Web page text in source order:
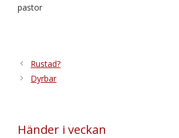
pastor
Rustad?
Dyrbar
Händer i veckan